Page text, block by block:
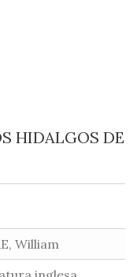
HIDALGOS DE
William